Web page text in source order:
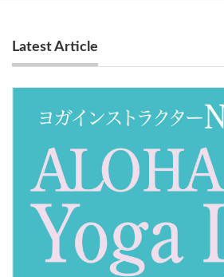
Latest Article